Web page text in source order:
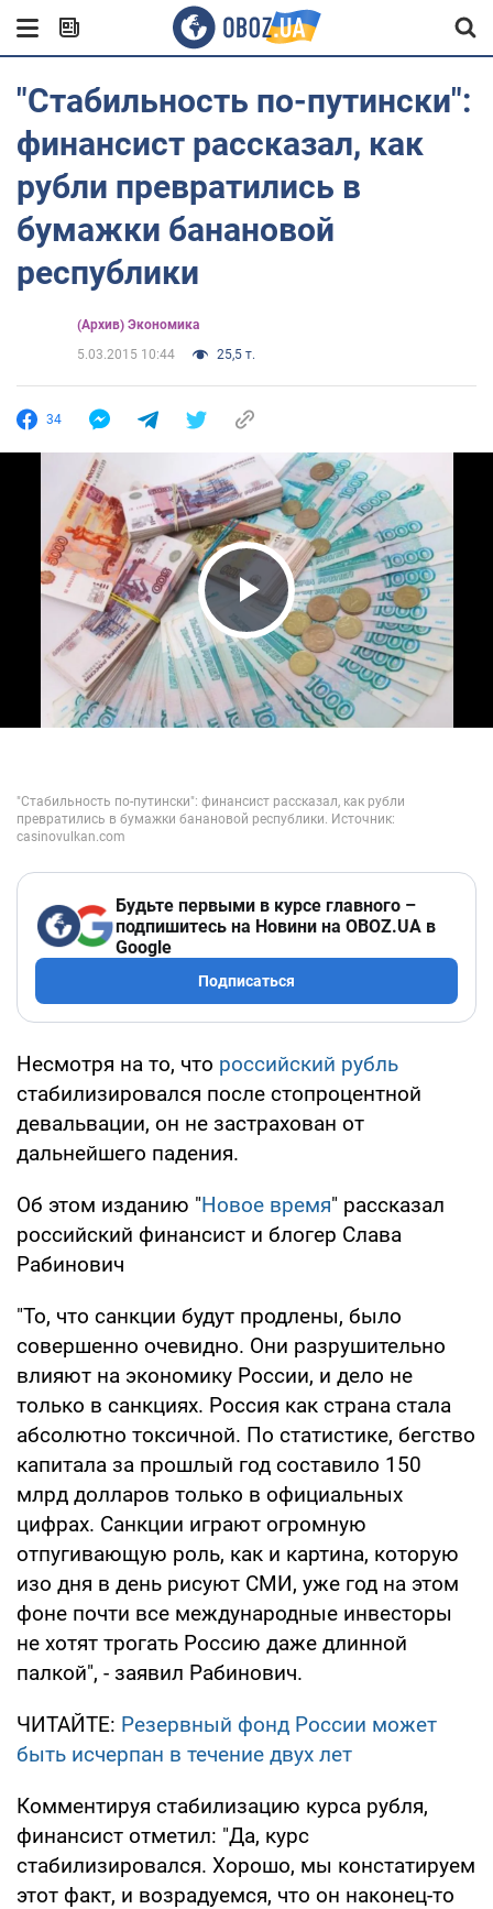
"Стабильность по-путински":
финансист рассказал, как
рубли превратились в
бумажки банановой
республики
(Архив) Экономика
5.03.2015 10:44
25,5 т.
34
Play Video
Будьте первыми в курсе главного –
подпишитесь на Новини на OBOZ.UA в
Google
Подписаться
Несмотря на то, что российский рубль
стабилизировался после стопроцентной
девальвации, он не застрахован от
дальнейшего падения.
Об этом изданию "Новое время" рассказал
российский финансист и блогер Слава
Рабинович
"То, что санкции будут продлены, было
совершенно очевидно. Они разрушительно
влияют на экономику России, и дело не
только в санкциях. Россия как страна стала
абсолютно токсичной. По статистике, бегство
капитала за прошлый год составило 150
млрд долларов только в официальных
цифрах. Санкции играют огромную
отпугивающую роль, как и картина, которую
изо дня в день рисуют СМИ, уже год на этом
фоне почти все международные инвесторы
не хотят трогать Россию даже длинной
палкой", - заявил Рабинович.
ЧИТАЙТЕ: Резервный фонд России может
быть исчерпан в течение двух лет
Комментируя стабилизацию курса рубля,
финансист отметил: "Да, курс
стабилизировался. Хорошо, мы констатируем
этот факт, и возрадуемся, что он наконец-то